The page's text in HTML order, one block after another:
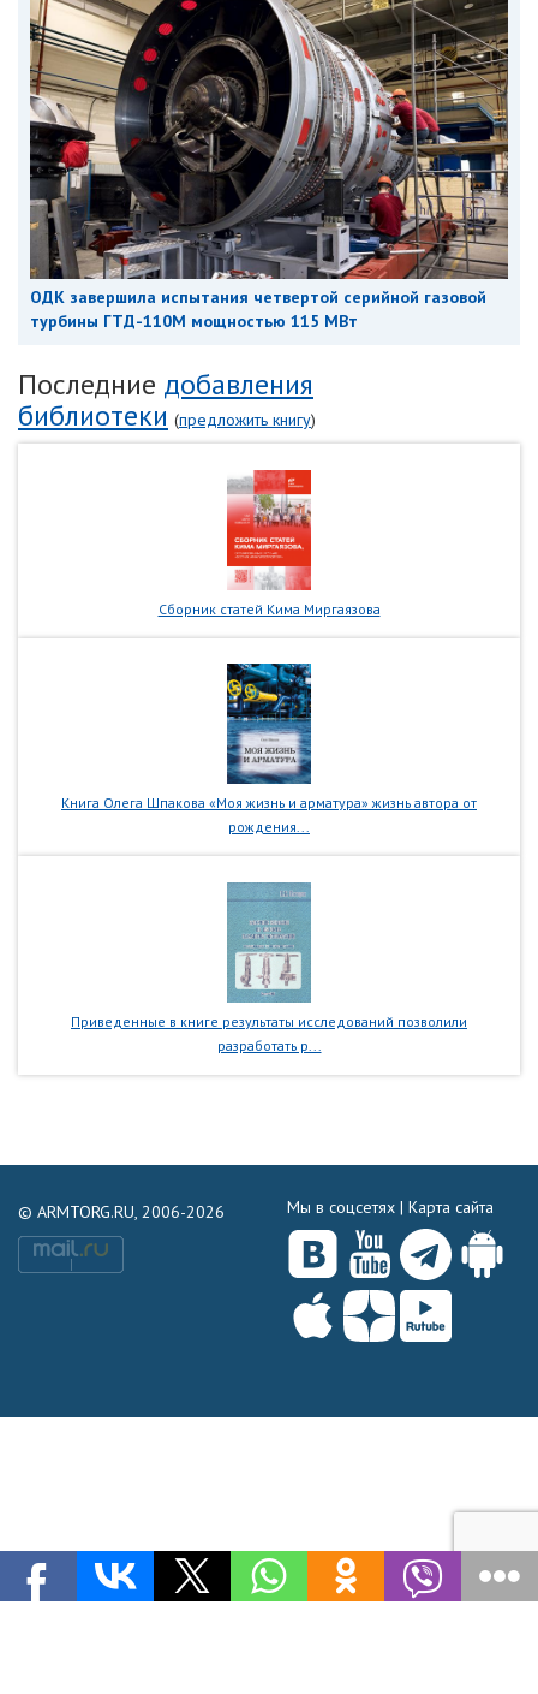
ОДК завершила испытания четвертой серийной газовой
турбины ГТД-110М мощностью 115 МВт
Последние добавления
библиотеки (предложить книгу)
Сборник статей Кима Миргаязова
Книга Олега Шпакова «Моя жизнь и арматура» жизнь автора от
рождения...
Приведенные в книге результаты исследований позволили
разработать р...
© ARMTORG.RU, 2006-2026 Мы в соцсетях | Карта сайта